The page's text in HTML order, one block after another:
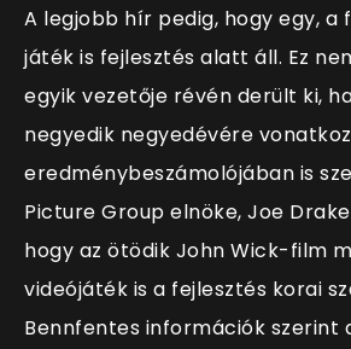
A legjobb hír pedig, hogy egy,
játék is fejlesztés alatt áll. Ez
egyik vezetője révén derült ki,
negyedik negyedévére
eredménybeszámolójában is
Picture Group elnöke, Joe
hogy az ötödik John Wick-film
videójáték is a fejlesztés korai
Bennfentes információk